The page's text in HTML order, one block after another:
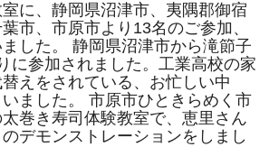
に、静岡県沼津市、夷隅郡御宿
市、市原市より13名のご参加、
した。 静岡県沼津市から滝節子
に参加されました。工業高校の家
えをされている、お忙しい中
ました。 市原市ひときらめく市
巻き寿司体験教室で、恵里さん
デモンストレーションをしまし